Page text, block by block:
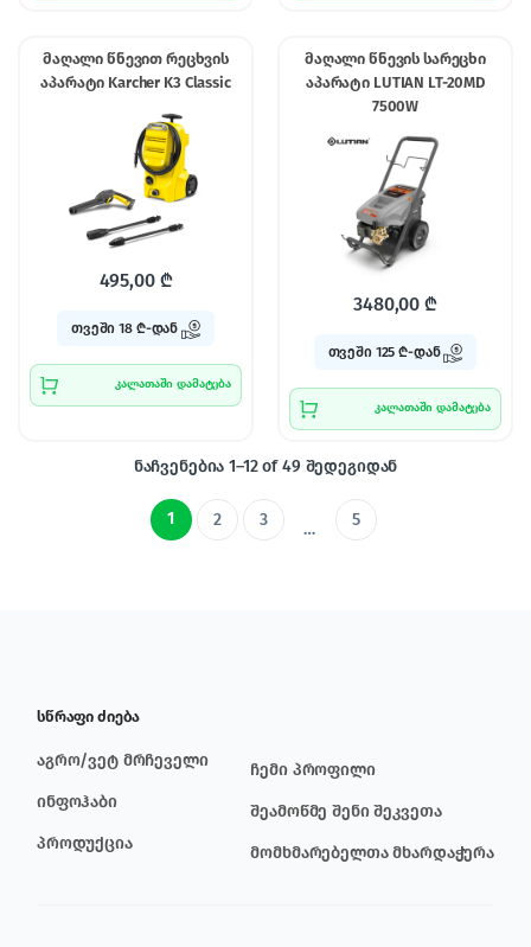
მაღალი წნევით რეცხვის
აპარატი Karcher K3 Classic
495,00 ₾
თვეში 18 ₾-დან
კალათაში დამატება
მაღალი წნევის სარეცხი
აპარატი LUTIAN LT-20MD
7500W
3480,00 ₾
თვეში 125 ₾-დან
კალათაში დამატება
ნაჩვენებია 1–12 of 49 შედეგიდან
1 2 3 … 5
სწრაფი ძიება
აგრო/ვეტ მრჩეველი
ინფოჰაბი
პროდუქცია
ჩემი პროფილი
შეამოწმე შენი შეკვეთა
მომხმარებელთა მხარდაჭერა